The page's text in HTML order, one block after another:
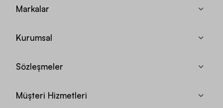
Markalar
Kurumsal
Sözleşmeler
Müşteri Hizmetleri